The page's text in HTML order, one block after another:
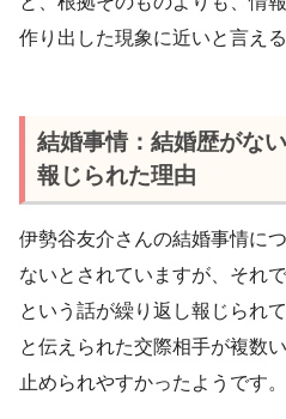
作り出した現象に近いと言え
結婚事情：結婚歴がな
報じられた理由
伊勢谷友介さんの結婚事情に
ないとされていますが、それ
という話が繰り返し報じられ
と伝えられた交際相手が複数
止められやすかったようです。